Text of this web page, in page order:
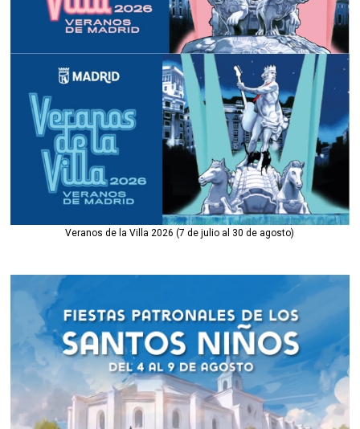
Veranos de la Villa 2026 (7 de julio al 30 de agosto)